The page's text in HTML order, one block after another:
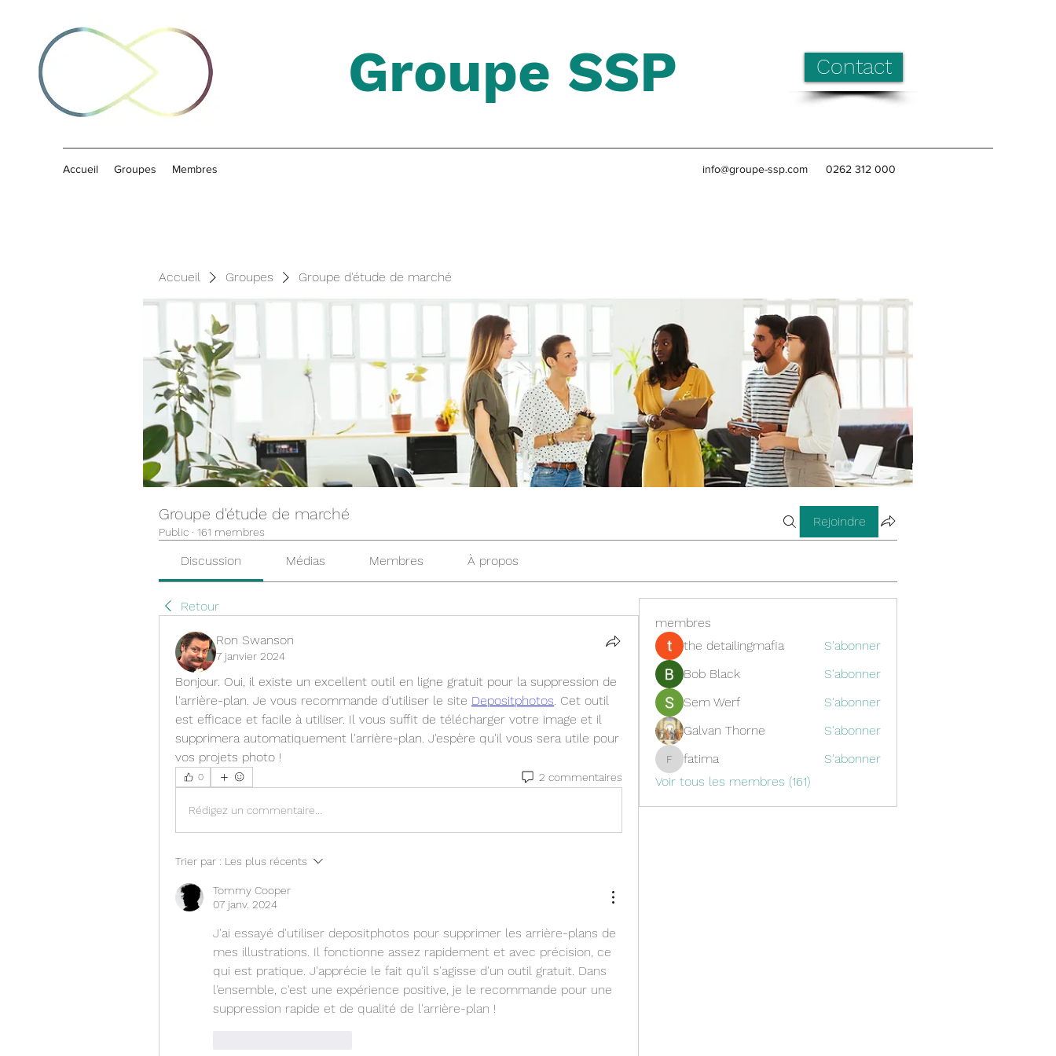
Groupe SSP Contact
Accueil Groupes Membres info@groupe-ssp.com 0262 312 000
Accueil Groupes Groupe d'étude de marché
Groupe d'étude de marché
Public · 161 membres
Rejoindre
Discussion Médias Membres À propos
Retour
Ron Swanson
7 janvier 2024
Bonjour. Oui, il existe un excellent outil en ligne gratuit pour la suppression de
l'arrière-plan. Je vous recommande d'utiliser le site Depositphotos. Cet outil
est efficace et facile à utiliser. Il vous suffit de télécharger votre image et il
supprimera automatiquement l'arrière-plan. J'espère qu'il vous sera utile pour
vos projets photo !
0 2 commentaires
Rédigez un commentaire...
Trier par : Les plus récents
Tommy Cooper
07 janv. 2024
J'ai essayé d'utiliser depositphotos pour supprimer les arrière-plans de
mes illustrations. Il fonctionne assez rapidement et avec précision, ce
qui est pratique. J'apprécie le fait qu'il s'agisse d'un outil gratuit. Dans
l'ensemble, c'est une expérience positive, je le recommande pour une
suppression rapide et de qualité de l'arrière-plan !
membres
the detailingmafia
S'abonner
Bob Black
S'abonner
Sem Werf
S'abonner
Galvan Thorne
S'abonner
fatima
fatima
S'abonner
Voir tous les membres (161)